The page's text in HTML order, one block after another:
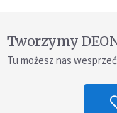
Tworzymy
Tu możesz nas